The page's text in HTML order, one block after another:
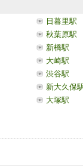
日暮里駅
秋葉原駅
新橋駅
大崎駅
渋谷駅
新大久保
大塚駅